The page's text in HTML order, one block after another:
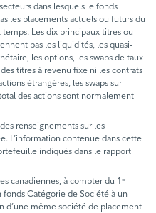
dans lesquels le fonds
les placements actuels ou futurs du
Les dix principaux titres ou
pas les liquidités, les quasi-
les options, les swaps de taux
titres à revenu fixe ni les contrats
étrangères, les swaps sur
des actions sont normalement
renseignements sur les
L’information contenue dans cette
indiqués dans le rapport
canadiennes, à compter du 1 er
fonds Catégorie de Société à un
d’une même société de placement